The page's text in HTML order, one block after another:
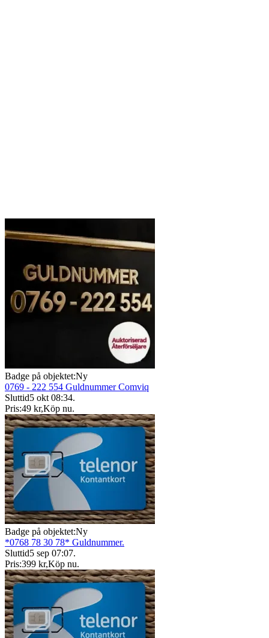
Badge på objektet:Ny
0769 - 222 554 Guldnummer Comviq
Sluttid5 okt 08:34.
Pris:49 kr,Köp nu.
Badge på objektet:Ny
*0768 78 30 78* Guldnummer.
Sluttid5 sep 07:07.
Pris:399 kr,Köp nu.